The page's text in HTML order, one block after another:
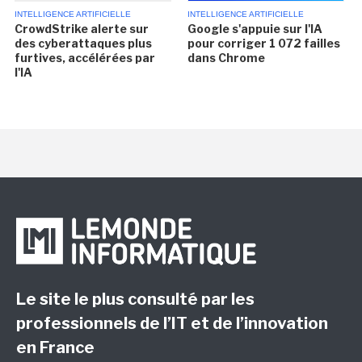
INTELLIGENCE ARTIFICIELLE
CrowdStrike alerte sur
des cyberattaques plus
furtives, accélérées par
l'IA
INTELLIGENCE ARTIFICIELLE
Google s'appuie sur l'IA
pour corriger 1 072 failles
dans Chrome
Le site le plus consulté par les
professionnels de l’IT et de l’innovation
en France